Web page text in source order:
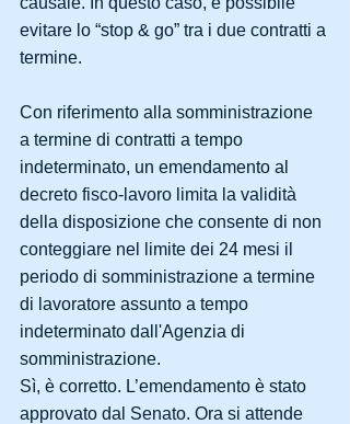
evitare lo “stop & go” tra i due contratti a
termine.
Con riferimento alla somministrazione
a termine di contratti a tempo
indeterminato, un emendamento al
decreto fisco-lavoro limita la validità
della disposizione che consente di non
conteggiare nel limite dei 24 mesi il
periodo di somministrazione a termine
di lavoratore assunto a tempo
indeterminato dall'Agenzia di
somministrazione.
Sì, è corretto. L’emendamento è stato
approvato dal Senato. Ora si attende